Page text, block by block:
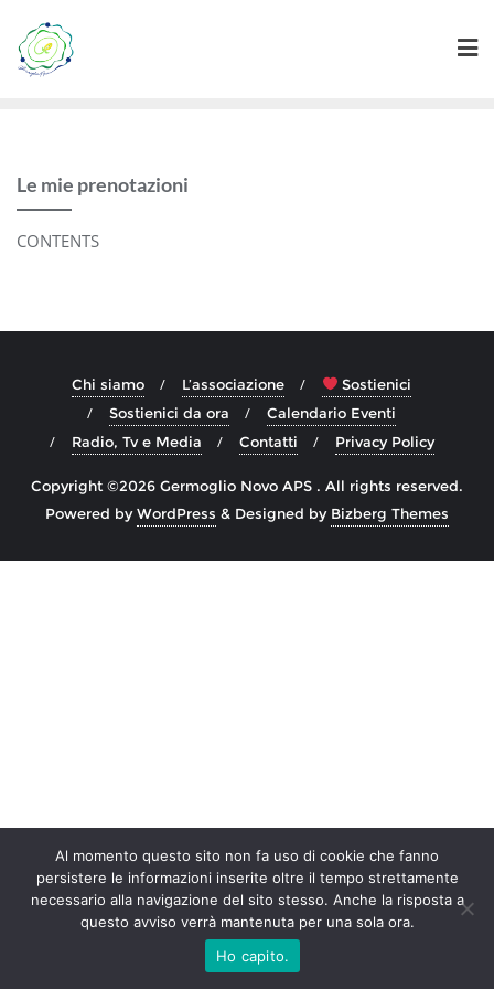
content
Le mie prenotazioni
CONTENTS
Chi siamo L’associazione
Sostienici
Sostienici da ora
Calendario Eventi
Radio, Tv e Media
Contatti Privacy Policy
Copyright ©2026 Germoglio Novo APS . All rights reserved.
Powered byWordPress & Designed by Bizberg Themes
Al momento questo sito non fa uso di cookie che fanno
persistere le informazioni inserite oltre il tempo strettamente
necessario alla navigazione del sito stesso. Anche la risposta a
questo avviso verrà mantenuta per una sola ora.
Ho capito.